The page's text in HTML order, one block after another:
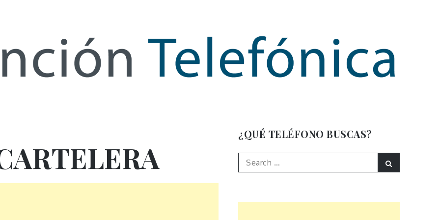
de Información
¿QUÉ TELÉFONO BUSCAS?
Search
for: